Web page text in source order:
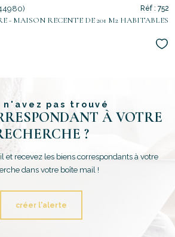
- MAISON RECENTE DE 201 M2 HABITABLES
Réf : 752
n'avez pas trouvé
À VOTRE
?
et recevez les biens correspondants à votre
dans votre boîte mail !
créer l'alerte